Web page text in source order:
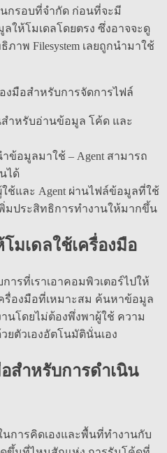
กรอบที่จำกัด ก่อนที่จะมี
ลให้โมเดลโดยตรง ซึ่งอาจจะดู
าพ Filesystem เลยถูกนำมาใช้
องมือสำหรับการจัดการไฟล์
ำหรับอ่านข้อมูล โค้ด และ
ข้อมูลมาใช้ – Agent สามารถ
ได้
ช้และ Agent ผ่านไฟล์ข้อมูลที่ใช้
มประสิทธิการทำงานให้มากขึ้น
โมเดลใช้เครื่องมือ
การที่เราเอาคอมพิวเตอร์ไปให้
รื่องมือที่เหมาะสม ค้นหาข้อมูล
นโดยไม่ต้องพึ่งพาผู้ใช้ ความ
ยตัวเองอัตโนมัตินั่นเอง
อสำหรับการดำเนิน
นการคิดเองและพื้นที่ทำงานกับ